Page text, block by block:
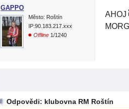
GAPPO
Město: Roštín
IP:90.183.217.xxx
Offline 1/1240
AHOJ
Odpovědi: klubovna RM Roštín